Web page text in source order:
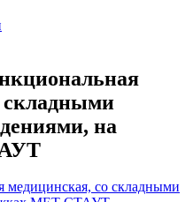
складными
на